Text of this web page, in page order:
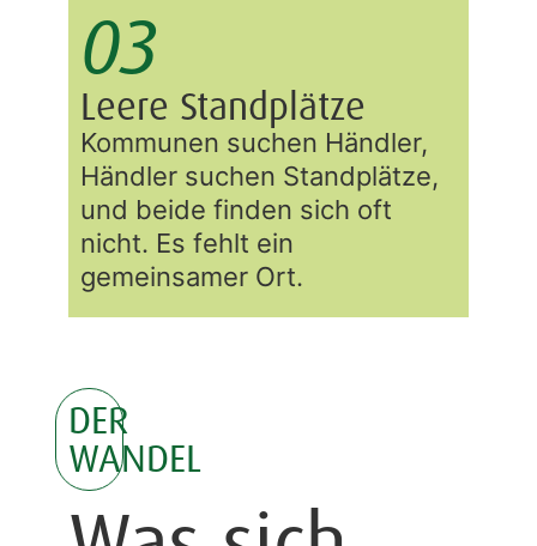
03
Leere Standplätze
Kommunen suchen Händler,
Händler suchen Standplätze,
und beide finden sich oft
nicht. Es fehlt ein
gemeinsamer Ort.
DER
WANDEL